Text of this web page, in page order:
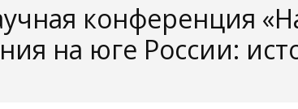
конференция
на юге России: